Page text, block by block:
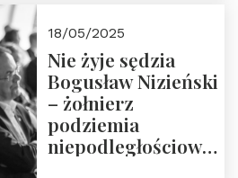
18/05/2025
Nie żyje sędzia
Bogusław Nizieński
– żołnierz
podziemia
niepodległościowego